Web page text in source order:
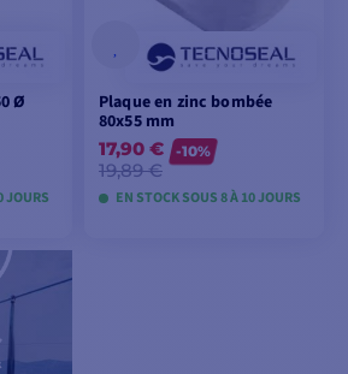
Ø
JOURS
Plaque en zinc bombée
80x55 mm
17,90 €
19,89 €
-10%
EN STOCK SOUS 8 À 10 JOURS